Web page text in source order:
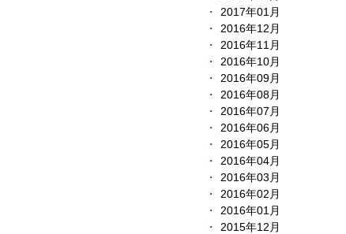
2017年01月
2016年12月
2016年11月
2016年10月
2016年09月
2016年08月
2016年07月
2016年06月
2016年05月
2016年04月
2016年03月
2016年02月
2016年01月
2015年12月